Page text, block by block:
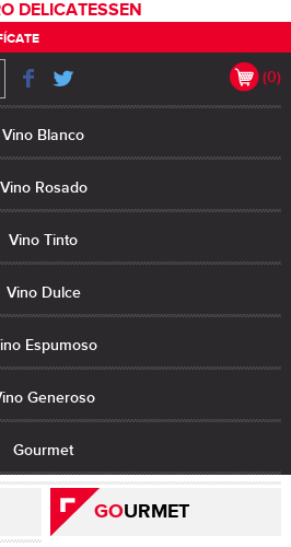
(0)
Vino Blanco
Vino Rosado
Vino Tinto
Vino Dulce
Espumoso
Generoso
Gourmet
DELICATESSEN
GOURMET